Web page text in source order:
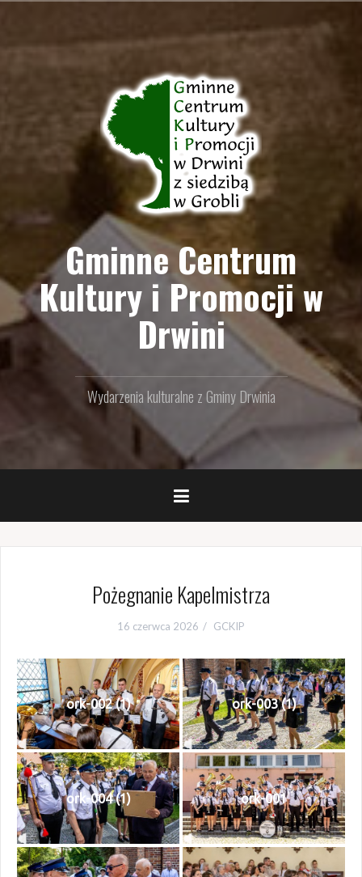
Gminne Centrum
Kultury i Promocji w
Drwini
Wydarzenia kulturalne z Gminy Drwinia
Pożegnanie Kapelmistrza
16 czerwca 2026 GCKIP
ork-002 (1) ork-003 (1)
ork-004 (1) ork-001